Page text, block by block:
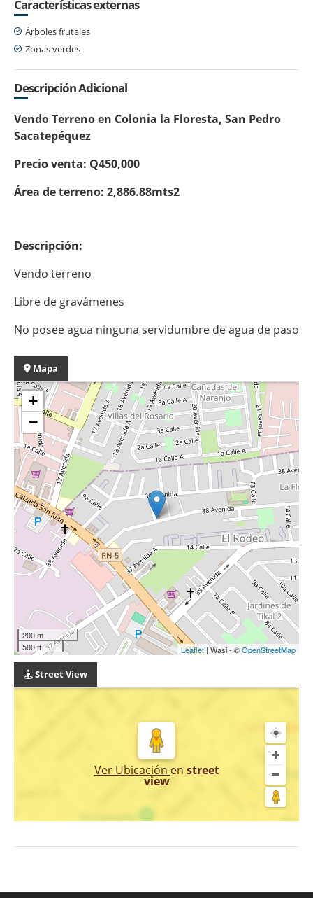
Características externas
Árboles frutales
Zonas verdes
Descripción Adicional
Vendo Terreno en Colonia la Floresta, San Pedro
Sacatepéquez
Precio venta: Q450,000
Área de terreno: 2,886.88mts2
Descripción:
Vendo terreno
Libre de gravámenes
No posee agua ninguna servidumbre de agua de paso
Mapa
+
−
200 m
500 ft
Leaflet | Wasi - ©OpenStreetMap
Street View
Ver Ubicación en street
view